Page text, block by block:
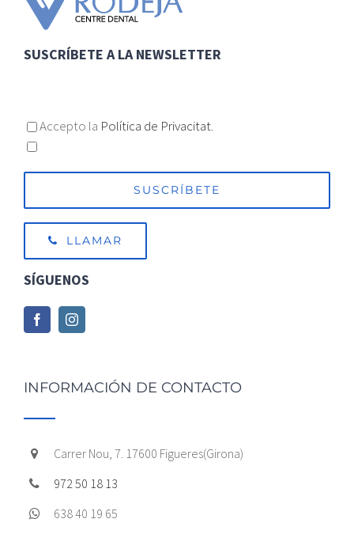
SUSCRÍBETE A LA NEWSLETTER
Accepto la Política de Privacitat.
LLAMAR
SÍGUENOS
INFORMACIÓN DE CONTACTO
Carrer Nou, 7. 17600 Figueres(Girona)
972 50 18 13
638 40 19 65